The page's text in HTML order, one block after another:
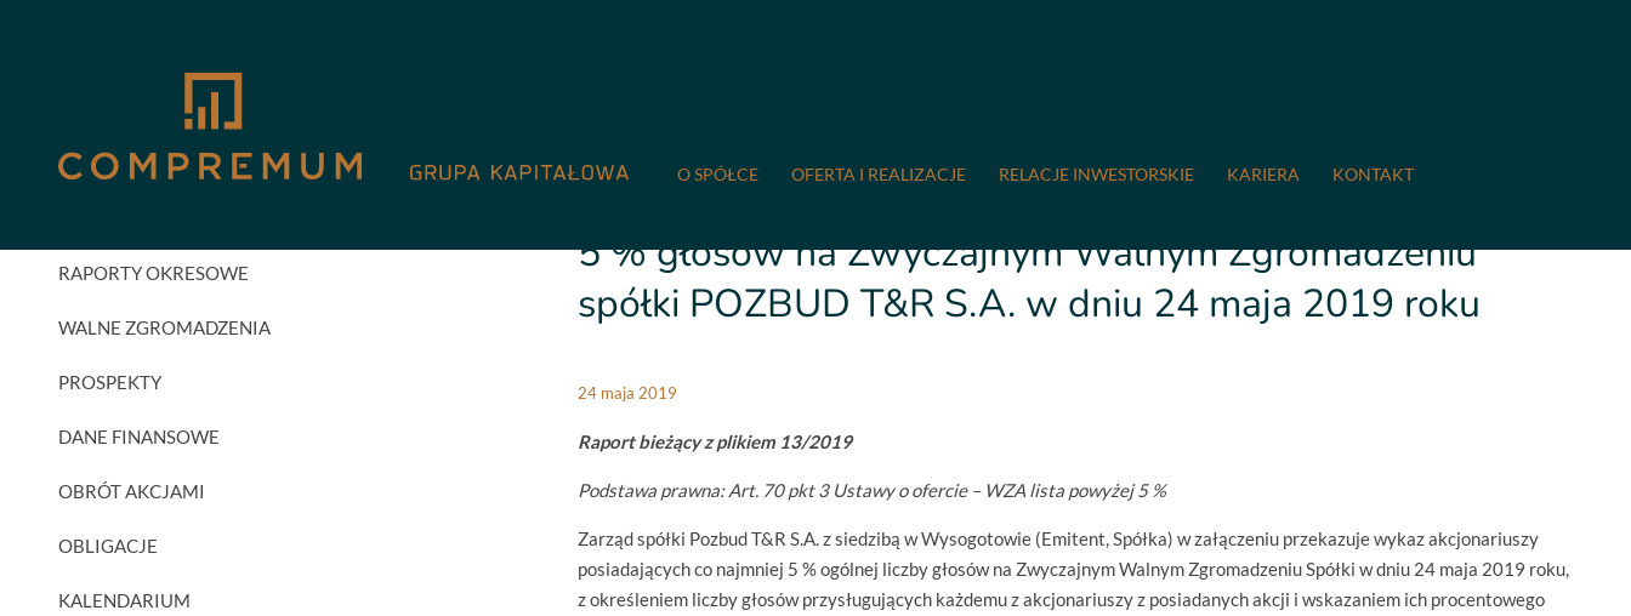
O SPÓŁCE OFERTA I REALIZACJE RELACJE INWESTORSKIE KARIERA KONTAKT
AKTUALNOŚCI INWESTORSKIE
RAPORTY OKRESOWE
WALNE ZGROMADZENIA
PROSPEKTY
DANE FINANSOWE
OBRÓT AKCJAMI
OBLIGACJE
KALENDARIUM
5 % głosów na Zwyczajnym Walnym Zgromadzeniu
spółki POZBUD T&R S.A. w dniu 24 maja 2019 roku
24 maja 2019
Raport bieżący z plikiem 13/2019
Podstawa prawna: Art. 70 pkt 3 Ustawy o ofercie – WZA lista powyżej 5 %
Zarząd spółki Pozbud T&R S.A. z siedzibą w Wysogotowie (Emitent, Spółka) w załączeniu przekazuje wykaz akcjonariuszy
posiadających co najmniej 5 % ogólnej liczby głosów na Zwyczajnym Walnym Zgromadzeniu Spółki w dniu 24 maja 2019 roku,
z określeniem liczby głosów przysługujących każdemu z akcjonariuszy z posiadanych akcji i wskazaniem ich procentowego